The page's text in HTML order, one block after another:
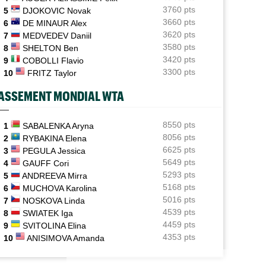
WTA - Toronto
Sept victoires de rang et un dinosaure bleu : l'Eala-
mania continue
08:35
Tennis Actu
Abonnement 9,99€ et pour 1 an, Tennis Actu sans pub
ATP - Cincinnati
Carlos Alcaraz forfait, l'Espagnol sera-t-il à l'US Open
?
08:21
ATP / WTA
Tous les résultats du vendredi 7 août 2026 et de la nuit
5
DJOKOVIC Novak
3760 pts
6
DE MINAUR Alex
3660 pts
7
MEDVEDEV Daniil
3620 pts
8
SHELTON Ben
3580 pts
9
COBOLLI Flavio
3420 pts
10
FRITZ Taylor 3300 pts
MONDIAL WTA
1 SABALENKA Aryna
8550 pts
2
RYBAKINA Elena
8056 pts
3
PEGULA Jessica
6625 pts
4
GAUFF Cori
5649 pts
5
ANDREEVA Mirra
5293 pts
6
MUCHOVA Karolina
5168 pts
7
NOSKOVA Linda
5016 pts
8
SWIATEK Iga
4539 pts
9
SVITOLINA Elina
4459 pts
10
ANISIMOVA Amanda 4353 pts